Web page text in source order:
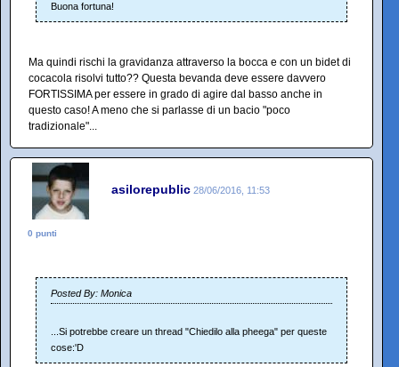
Buona fortuna!
Ma quindi rischi la gravidanza attraverso la bocca e con un bidet di
cocacola risolvi tutto?? Questa bevanda deve essere davvero
FORTISSIMA per essere in grado di agire dal basso anche in
questo caso! A meno che si parlasse di un bacio "poco
tradizionale"...
asilorepublic 28/06/2016, 11:53
0 punti
Posted By: Monica
...Si potrebbe creare un thread "Chiedilo alla pheega" per queste
cose:'D